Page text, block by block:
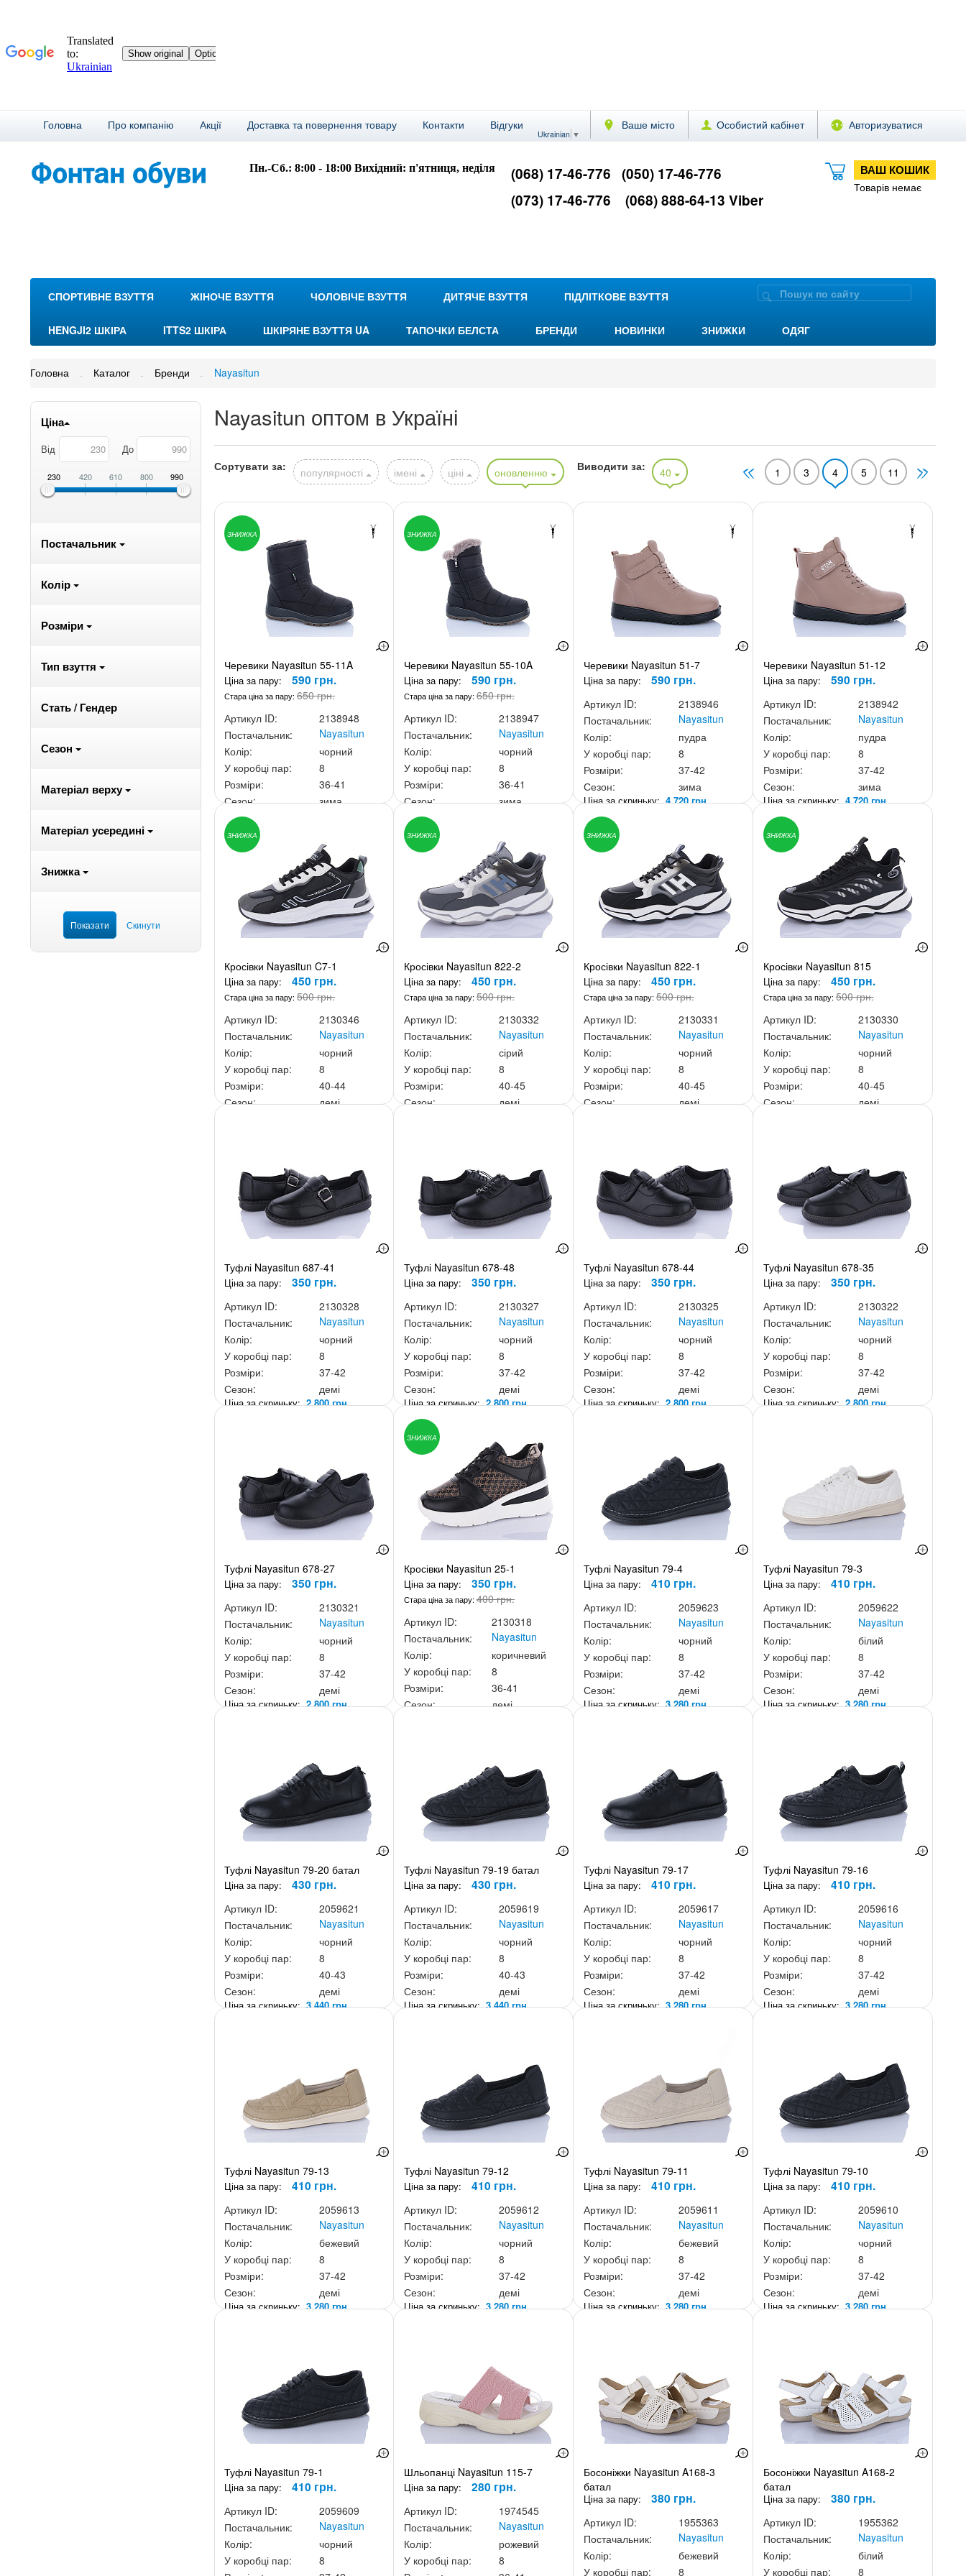
Ваше місто Особистий кабінет Авторизуватися
Головна Про компанію Акції Доставка та повернення товару Контакти Відгуки
Ukrainian ▼
ВАШ КОШИК
Товарів немає
Пн.-Сб.: 8:00 - 18:00 Вихідний: п'ятниця, неділя (068) 17-46-776 (050) 17-46-776
(073) 17-46-776
(068) 888-64-13 Viber
СПОРТИВНЕ ВЗУТТЯ ЖІНОЧЕ ВЗУТТЯ ЧОЛОВІЧЕ ВЗУТТЯ ДИТЯЧЕ ВЗУТТЯ ПІДЛІТКОВЕ ВЗУТТЯ
HENGJI2 ШКІРА ITTS2 ШКІРА ШКІРЯНЕ ВЗУТТЯ UA ТАПОЧКИ БЕЛСТА БРЕНДИ НОВИНКИ ЗНИЖКИ ОДЯГ
Головна Каталог Бренди Nayasitun
Ціна
Від До
230 420 610 800 990
Постачальник
Колір
Розміри
Тип взуття
Стать / Гендер
Сезон
Матеріал верху
Матеріал усередині
Знижка
Nayasitun оптом в Україні
Сортувати за: популярності імені ціні оновленню Виводити за: 40 1 3 4 5 11
ЗНИЖКА
Черевики Nayasitun 55-11A
Ціна за пару: 590 грн.
Стара ціна за пару:650 грн.
Артикул ID:
2138948
Постачальник:
Nayasitun
Колір:
чорний
У коробці пар:
8
Розміри:
36-41
Сезон:
зима
Ціна за скриньку:
ЗНИЖКА
Черевики Nayasitun 55-10A
Ціна за пару: 590 грн.
Стара ціна за пару: 650 грн.
Артикул ID:
2138947
Постачальник:
Nayasitun
Колір:
чорний
У коробці пар:
8
Розміри:
36-41
Сезон:
зима
Ціна за скриньку:
Черевики Nayasitun 51-7
Ціна за пару: 590 грн.
Артикул ID:
2138946
Постачальник:
Nayasitun
Колір:
пудра
У коробці пар:
8
Розміри:
37-42
Сезон:
зима
Ціна за скриньку:4 720 грн.
Черевики Nayasitun 51-12
Ціна за пару: 590 грн.
Артикул ID:
2138942
Постачальник:
Nayasitun
Колір:
пудра
У коробці пар:
8
Розміри:
37-42
Сезон:
зима
Ціна за скриньку:4 720 грн.
ЗНИЖКА
Кросівки Nayasitun C7-1
Ціна за пару: 450 грн.
Стара ціна за пару:500 грн.
Артикул ID:
2130346
Постачальник:
Nayasitun
Колір:
чорний
У коробці пар:
8
Розміри:
40-44
Сезон:
демі
ЗНИЖКА
Кросівки Nayasitun 822-2
Ціна за пару: 450 грн.
Стара ціна за пару: 500 грн.
Артикул ID:
2130332
Постачальник:
Nayasitun
Колір:
сірий
У коробці пар:
8
Розміри:
40-45
Сезон:
демі
ЗНИЖКА
Кросівки Nayasitun 822-1
Ціна за пару: 450 грн.
Стара ціна за пару: 500 грн.
Артикул ID:
2130331
Постачальник:
Nayasitun
Колір:
чорний
У коробці пар:
8
Розміри:
40-45
Сезон:
демі
ЗНИЖКА
Кросівки Nayasitun 815
Ціна за пару: 450 грн.
Стара ціна за пару:500 грн.
Артикул ID:
2130330
Постачальник:
Nayasitun
Колір:
чорний
У коробці пар:
8
Розміри:
40-45
Сезон:
демі
Туфлі Nayasitun 687-41
Ціна за пару: 350 грн.
Артикул ID:
2130328
Постачальник:
Nayasitun
Колір:
чорний
У коробці пар:
8
Розміри:
37-42
Сезон:
демі
Ціна за скриньку:2 800 грн.
Туфлі Nayasitun 678-48
Ціна за пару: 350 грн.
Артикул ID:
2130327
Постачальник:
Nayasitun
Колір:
чорний
У коробці пар:
8
Розміри:
37-42
Сезон:
демі
Ціна за скриньку:2 800 грн.
Туфлі Nayasitun 678-44
Ціна за пару: 350 грн.
Артикул ID:
2130325
Постачальник:
Nayasitun
Колір:
чорний
У коробці пар:
8
Розміри:
37-42
Сезон:
демі
Ціна за скриньку:2 800 грн.
Туфлі Nayasitun 678-35
Ціна за пару: 350 грн.
Артикул ID:
2130322
Постачальник:
Nayasitun
Колір:
чорний
У коробці пар:
8
Розміри:
37-42
Сезон:
демі
Ціна за скриньку:2 800 грн.
Туфлі Nayasitun 678-27
Ціна за пару: 350 грн.
Артикул ID:
2130321
Постачальник:
Nayasitun
Колір:
чорний
У коробці пар:
8
Розміри:
37-42
Сезон:
демі
Ціна за скриньку:2 800 грн.
ЗНИЖКА
Кросівки Nayasitun 25-1
Ціна за пару: 350 грн.
Стара ціна за пару: 400 грн.
Артикул ID:
2130318
Постачальник:
Nayasitun
Колір:
коричневий
У коробці пар:
8
Розміри:
36-41
Сезон:
демі
Туфлі Nayasitun 79-4
Ціна за пару: 410 грн.
Артикул ID:
2059623
Постачальник:
Nayasitun
Колір:
чорний
У коробці пар:
8
Розміри:
37-42
Сезон:
демі
Ціна за скриньку:3 280 грн.
Туфлі Nayasitun 79-3
Ціна за пару: 410 грн.
Артикул ID:
2059622
Постачальник:
Nayasitun
Колір:
білий
У коробці пар:
8
Розміри:
37-42
Сезон:
демі
Ціна за скриньку:3 280 грн.
Туфлі Nayasitun 79-20 батал
Ціна за пару: 430 грн.
Артикул ID:
2059621
Постачальник:
Nayasitun
Колір:
чорний
У коробці пар:
8
Розміри:
40-43
Сезон:
демі
Ціна за скриньку:3 440 грн.
Туфлі Nayasitun 79-19 батал
Ціна за пару: 430 грн.
Артикул ID:
2059619
Постачальник:
Nayasitun
Колір:
чорний
У коробці пар:
8
Розміри:
40-43
Сезон:
демі
Ціна за скриньку:3 440 грн.
Туфлі Nayasitun 79-17
Ціна за пару: 410 грн.
Артикул ID:
2059617
Постачальник:
Nayasitun
Колір:
чорний
У коробці пар:
8
Розміри:
37-42
Сезон:
демі
Ціна за скриньку:3 280 грн.
Туфлі Nayasitun 79-16
Ціна за пару: 410 грн.
Артикул ID:
2059616
Постачальник:
Nayasitun
Колір:
чорний
У коробці пар:
8
Розміри:
37-42
Сезон:
демі
Ціна за скриньку:3 280 грн.
Туфлі Nayasitun 79-13
Ціна за пару: 410 грн.
Артикул ID:
2059613
Постачальник:
Nayasitun
Колір:
бежевий
У коробці пар:
8
Розміри:
37-42
Сезон:
демі
Ціна за скриньку:3 280 грн.
Туфлі Nayasitun 79-12
Ціна за пару: 410 грн.
Артикул ID:
2059612
Постачальник:
Nayasitun
Колір:
чорний
У коробці пар:
8
Розміри:
37-42
Сезон:
демі
Ціна за скриньку:3 280 грн.
Туфлі Nayasitun 79-11
Ціна за пару: 410 грн.
Артикул ID:
2059611
Постачальник:
Nayasitun
Колір:
бежевий
У коробці пар:
8
Розміри:
37-42
Сезон:
демі
Ціна за скриньку:3 280 грн.
Туфлі Nayasitun 79-10
Ціна за пару: 410 грн.
Артикул ID:
2059610
Постачальник:
Nayasitun
Колір:
чорний
У коробці пар:
8
Розміри:
37-42
Сезон:
демі
Ціна за скриньку:3 280 грн.
Туфлі Nayasitun 79-1
Ціна за пару: 410 грн.
Артикул ID:
2059609
Постачальник:
Nayasitun
Колір:
чорний
У коробці пар:
8
Шльопанці Nayasitun 115-7
Ціна за пару: 280 грн.
Артикул ID:
1974545
Постачальник:
Nayasitun
Колір:
рожевий
У коробці пар:
8
Босоніжки Nayasitun A168-3
батал
Ціна за пару: 380 грн.
Артикул ID:
1955363
Постачальник:
Nayasitun
Колір:
бежевий
У коробці пар:
8
Босоніжки Nayasitun A168-2
батал
Ціна за пару: 380 грн.
Артикул ID:
1955362
Постачальник:
Nayasitun
Колір:
білий
У коробці пар:
8